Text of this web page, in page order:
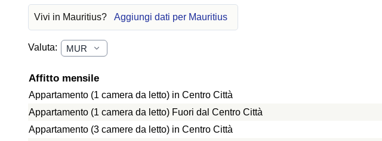
Vivi in Mauritius? Aggiungi dati per Mauritius
Valuta:
Affitto mensile
Appartamento (1 camera da letto) in Centro Città
Appartamento (1 camera da letto) Fuori dal Centro Città
Appartamento (3 camere da letto) in Centro Città